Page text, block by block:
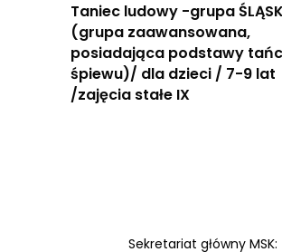
Taniec ludowy -grupa
(grupa zaawansowana,
posiadająca podstawy
śpiewu)/ dla dzieci / 7-9 lat
/zajęcia stałe IX
Sekretariat główny MSK: